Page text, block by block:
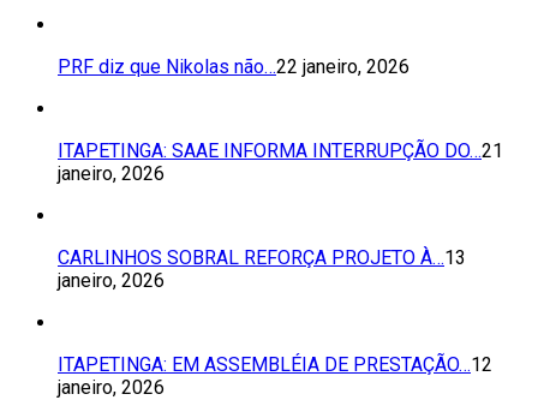
PRF diz que Nikolas não…22 janeiro, 2026
ITAPETINGA: SAAE INFORMA INTERRUPÇÃO DO…21
janeiro, 2026
CARLINHOS SOBRAL REFORÇA PROJETO À…13
janeiro, 2026
ITAPETINGA: EM ASSEMBLÉIA DE PRESTAÇÃO…12
janeiro, 2026